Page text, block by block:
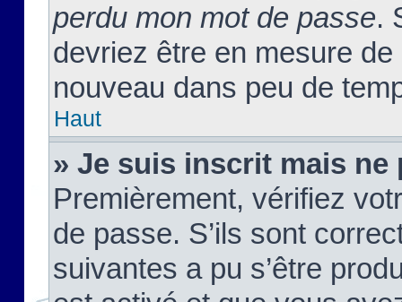
perdu mon mot de passe.
devriez être en mesure
nouveau dans peu de
Haut
» Je suis inscrit mais ne
Premièrement, vérifiez
de passe. S’ils sont
suivantes a pu s’être